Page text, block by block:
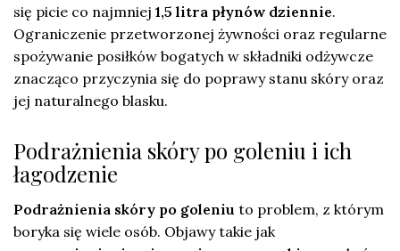
się picie co najmniej1,5 litra płynów dziennie.
Ograniczenie przetworzonej żywności oraz regularne
spożywanie posiłków bogatych w składniki odżywcze
znacząco przyczynia się do poprawy stanu skóry oraz
jej naturalnego blasku.
Podrażnienia skóry po goleniu i ich
łagodzenie
Podrażnienia skóry po goleniu to problem, z którym
boryka się wiele osób. Objawy takie jak